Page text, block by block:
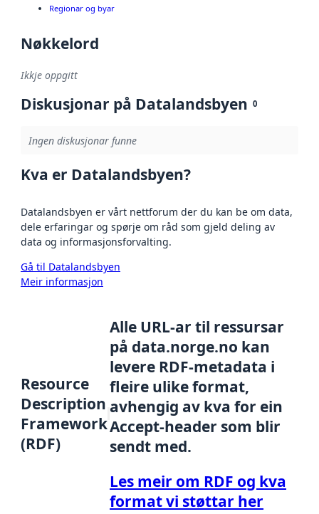
Regionar og byar
Nøkkelord
Ikkje oppgitt
Diskusjonar på Datalandsbyen 0
Ingen diskusjonar funne
Kva er Datalandsbyen?
Datalandsbyen er vårt nettforum der du kan be om data,
dele erfaringar og spørje om råd som gjeld deling av
data og informasjonsforvalting.
Gå til Datalandsbyen
Meir informasjon
Resource
Description
Framework
(RDF)
Alle URL-ar til ressursar
på data.norge.no kan
levere RDF-metadata i
fleire ulike format,
avhengig av kva for ein
Accept-header som blir
sendt med.
Les meir om RDF og kva
format vi støttar her